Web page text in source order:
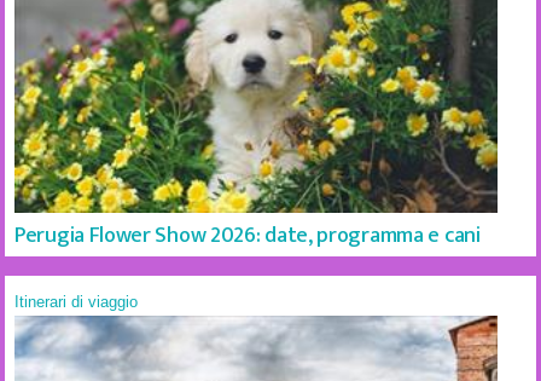
Perugia Flower Show 2026: date, programma e cani
Itinerari di viaggio